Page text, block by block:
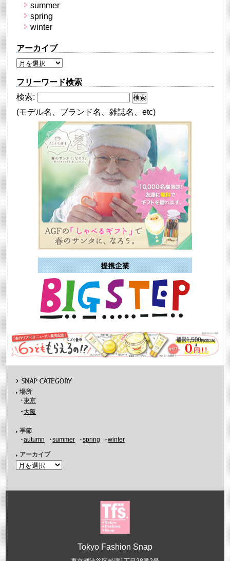
summer
spring
winter
アーカイブ
フリーワード検索
検索:
(モデル名、ブランド名、雑誌名、etc)
場所
東京
大阪
季節
autumn
summer spring winter
アーカイブ
Tokyo Fashion Snap